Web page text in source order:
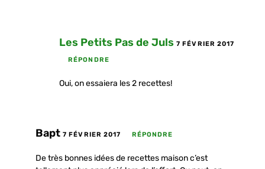
Les Petits Pas de Juls 7 FÉVRIER 2017
RÉPONDRE
Oui, on essaiera les 2 recettes!
Bapt 7 FÉVRIER 2017 RÉPONDRE
De très bonnes idées de recettes maison c’est